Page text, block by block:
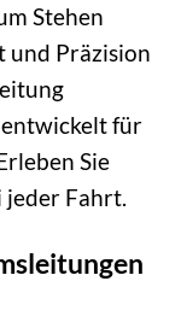
Stehen
und Präzision
für
Sie
Fahrt.